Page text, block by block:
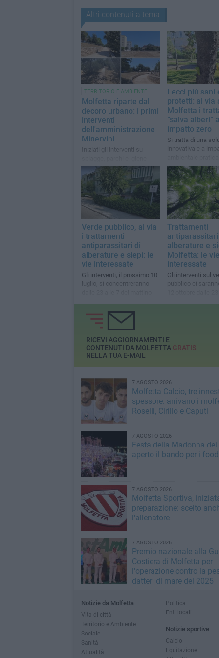
Altri contenuti a tema
TERRITORIO E AMBIENTE
Molfetta riparte dal
decoro urbano: i primi
interventi
dell'amministrazione
Minervini
Iniziati gli interventi su
urbana
Lecci più sani
protetti: al via
Molfetta i
“salva alberi” a
impatto zero
Si tratta di una
innovativa e a
nullo, indicata in
urbani
Verde pubblico, al via
i trattamenti
antiparassitari di
alberature e siepi: le
vie interessate
Gli interventi, il prossimo 10
luglio, si concentreranno
Trattamenti
antiparassitari
alberature e
Molfetta: le vie
interessate
Gli interventi sul
pubblico ci
12 ottobre dalle
RICEVI AGGIORNAMENTI E
CONTENUTI DA MOLFETTA GRATIS
NELLA TUA E-MAIL
7 AGOSTO 2026
Molfetta Calcio, tre
spessore: arrivano i
Roselli, Cirillo e Caputi
7 AGOSTO 2026
Festa della Madonna dei
aperto il bando per i
7 AGOSTO 2026
Molfetta Sportiva,
preparazione: scelto
l'allenatore
7 AGOSTO 2026
Premio nazionale alla
Costiera di Molfetta per
l'operazione contro la
datteri di mare del 2025
Notizie da Molfetta
Vita di città
Territorio e Ambiente
Sociale
Sanità
Attualità
Politica
Enti locali
Notizie sportive
Calcio
Equitazione